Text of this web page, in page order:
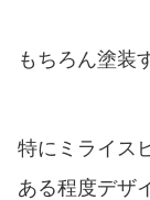
もちろん塗装
特にミライス
ある程度デザ